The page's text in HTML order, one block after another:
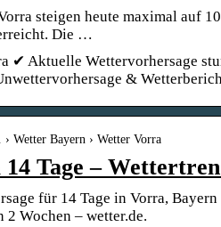
steigen heute maximal auf
Die …
✔ Aktuelle Wettervorhersage
&
Wetter Bayern › Wetter Vorra
Tage –
für 14 Tage in Vorra,
2 Wochen – wetter.de.